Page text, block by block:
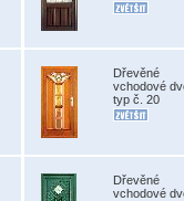
Dřevěné
vchodové
typ č. 20
Dřevěné
vchodové